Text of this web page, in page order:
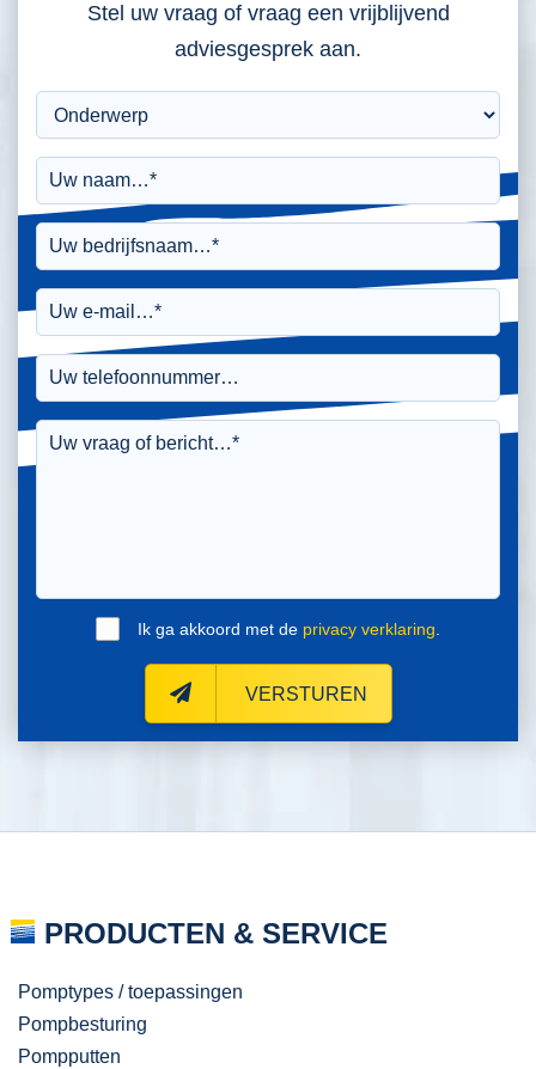
Stel uw vraag of vraag een vrijblijvend
adviesgesprek aan.
Ik ga akkoord met de privacy verklaring
VERSTUREN
PRODUCTEN & SERVICE
Pomptypes / toepassingen
Pompbesturing
Pompputten